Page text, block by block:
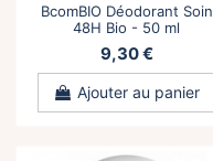
BcomBIO Déodorant Soin
48H Bio - 50 ml
9,30 €
Ajouter au panier